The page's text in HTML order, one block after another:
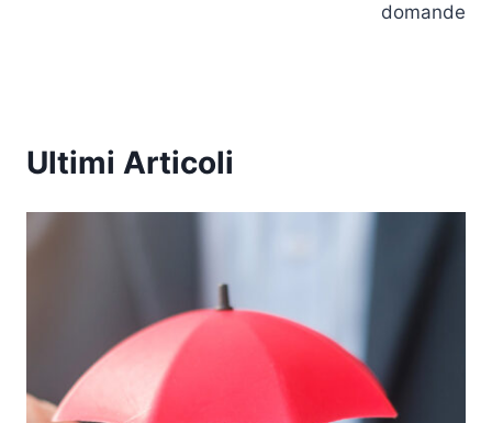
domande
Ultimi Articoli